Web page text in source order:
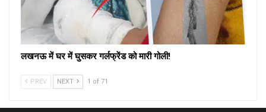
लखनऊ में घर में घुसकर गर्लफ्रेंड को मारी गोली!
PREV NEXT 1 of 71